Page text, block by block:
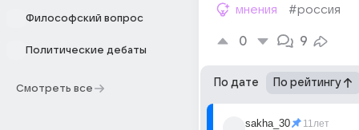
Философский вопрос
Политические дебаты
Смотреть все
мнения #россия
0 9
По дате По рейтингу
sakha_30 11лет